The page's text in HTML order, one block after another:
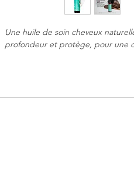
Une huile de soin cheveux
profondeur et protège, pour une